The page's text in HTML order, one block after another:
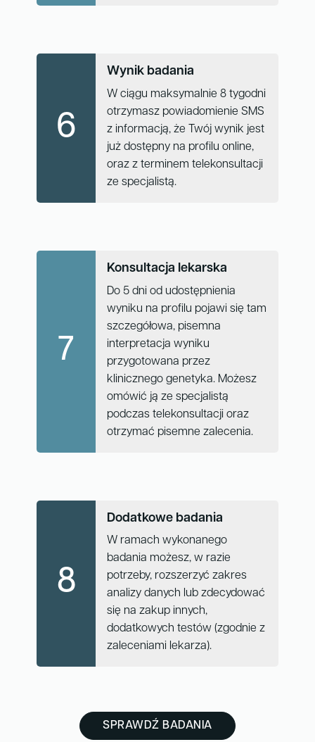
6
Wynik badania
W ciągu maksymalnie 8 tygodni
otrzymasz powiadomienie SMS
z informacją, że Twój wynik jest
już dostępny na profilu online,
oraz z terminem telekonsultacji
ze specjalistą.
7
Konsultacja lekarska
Do 5 dni od udostępnienia
wyniku na profilu pojawi się tam
szczegółowa, pisemna
interpretacja wyniku
przygotowana przez
klinicznego genetyka. Możesz
omówić ją ze specjalistą
podczas telekonsultacji oraz
otrzymać pisemne zalecenia.
8
Dodatkowe badania
W ramach wykonanego
badania możesz, w razie
potrzeby, rozszerzyć zakres
analizy danych lub zdecydować
się na zakup innych,
dodatkowych testów (zgodnie z
zaleceniami lekarza).
SPRAWDŹ BADANIA